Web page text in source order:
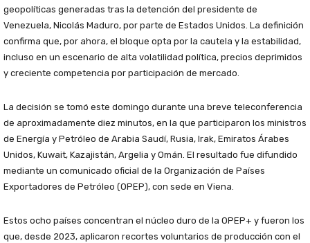
geopolíticas generadas tras la detención del presidente de
Venezuela, Nicolás Maduro, por parte de Estados Unidos. La definición
confirma que, por ahora, el bloque opta por la cautela y la estabilidad,
incluso en un escenario de alta volatilidad política, precios deprimidos
y creciente competencia por participación de mercado.
La decisión se tomó este domingo durante una breve teleconferencia
de aproximadamente diez minutos, en la que participaron los ministros
de Energía y Petróleo de Arabia Saudí, Rusia, Irak, Emiratos Árabes
Unidos, Kuwait, Kazajistán, Argelia y Omán. El resultado fue difundido
mediante un comunicado oficial de la Organización de Países
Exportadores de Petróleo (OPEP), con sede en Viena.
Estos ocho países concentran el núcleo duro de la OPEP+ y fueron los
que, desde 2023, aplicaron recortes voluntarios de producción con el